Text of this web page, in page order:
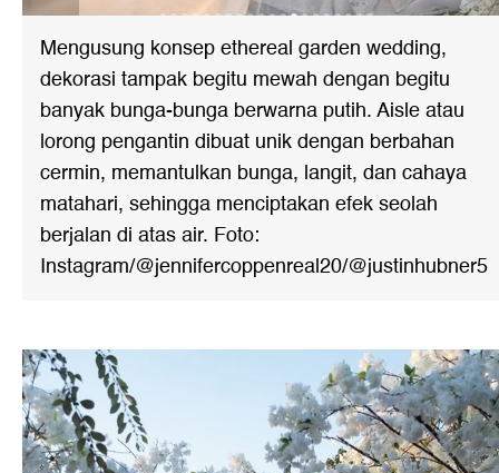
Mengusung konsep ethereal garden wedding,
dekorasi tampak begitu mewah dengan begitu
banyak bunga-bunga berwarna putih. Aisle atau
lorong pengantin dibuat unik dengan berbahan
cermin, memantulkan bunga, langit, dan cahaya
matahari, sehingga menciptakan efek seolah
berjalan di atas air. Foto:
Instagram/@jennifercoppenreal20/@justinhubner5